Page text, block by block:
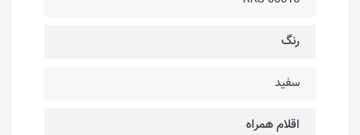
رنگ
سفید
اقلام همراه